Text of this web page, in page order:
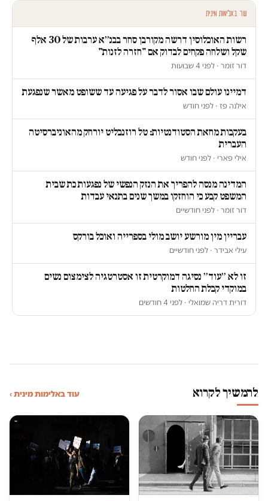
עוד באלימות מינית
רשות האוכלוסין דרשה מקורבן סחר בבנ״א ערבות של 30 אלף
שקל ושלחה פקחים לבדוק אם "חזרה לזנות"
דור זומר · לפני 4 שבועות
דמיינו עולם שבו אסור לדבר על פגיעה עד ששופט מאשר שנפגעת
אילנה פז · לפני חודש
בעקבות מחאת הסטודנטיות: טל רוזנבליט יורחק מהאוניברסיטה
העברית
אילי פארי · לפני חודש
המדינה מנסה להפריך את הנזק הנפשי של נפגעות כת שבית
המשפט קבע כי הוחזקו במשך שנים בתנאי עבדות
דור זומר · לפני חודשיים
עבריין מין מורשע יושב מולי בספרייה ואוכל בורקס
עילי אבידר · לפני חודשיים
זו לא ״עוד״ נסיגה דמוקרטית זו אסטרטגיה לצימצום נשים
במוקדי קבלת החלטות
דורית דריה שמואלי · לפני 4 חודשים
להמשיך לקרוא עוד באלימות מינית ›